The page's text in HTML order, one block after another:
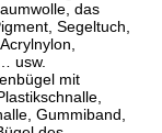
das
Segeltuch,
usw.
mit
Gummiband,